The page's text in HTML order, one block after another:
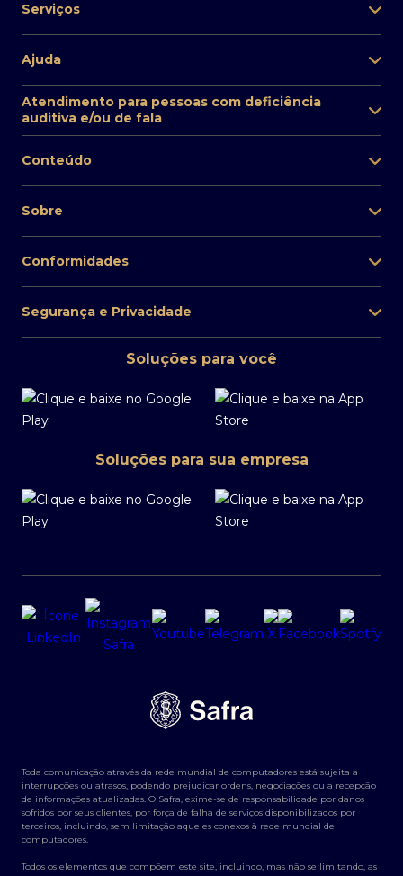
Serviços
Ajuda
Atendimento para pessoas com deficiência
auditiva e/ou de fala
Conteúdo
Sobre
Conformidades
Segurança e Privacidade
Soluções para você
Soluções para sua empresa
Toda comunicação através da rede mundial de computadores está sujeita a
interrupções ou atrasos, podendo prejudicar ordens, negociações ou a recepção
de informações atualizadas. O Safra, exime-se de responsabilidade por danos
sofridos por seus clientes, por força de falha de serviços disponibilizados por
terceiros, incluindo, sem limitação aqueles conexos à rede mundial de
computadores.
Todos os elementos que compõem este site, incluindo, mas não se limitando, as